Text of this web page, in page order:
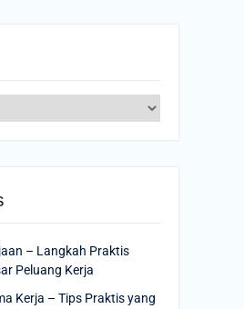
– Langkah Praktis
Peluang Kerja
Kerja – Tips Praktis yang